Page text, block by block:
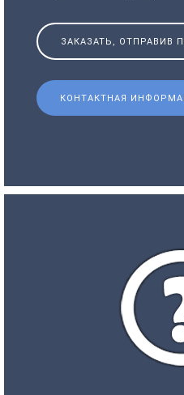
ЗАКАЗАТЬ, ОТПРАВИВ
КОНТАКТНАЯ